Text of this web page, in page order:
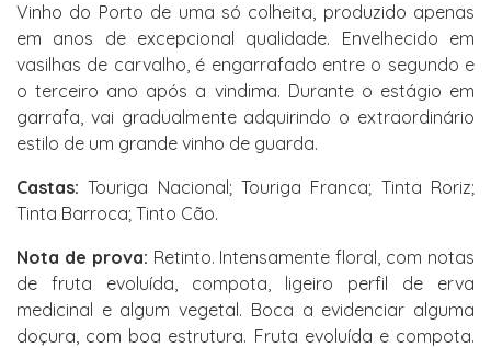
Vinho do Porto de uma só colheita, produzido apenas
em anos de excepcional qualidade. Envelhecido em
vasilhas de carvalho, é engarrafado entre o segundo e
o terceiro ano após a vindima. Durante o estágio em
garrafa, vai gradualmente adquirindo o extraordinário
estilo de um grande vinho de guarda.
Castas: Touriga Nacional; Touriga Franca; Tinta Roriz;
Tinta Barroca; Tinto Cão.
Nota de prova: Retinto. Intensamente floral, com notas
de fruta evoluída, compota, ligeiro perfil de erva
medicinal e algum vegetal. Boca a evidenciar alguma
doçura, com boa estrutura. Fruta evoluída e compota.